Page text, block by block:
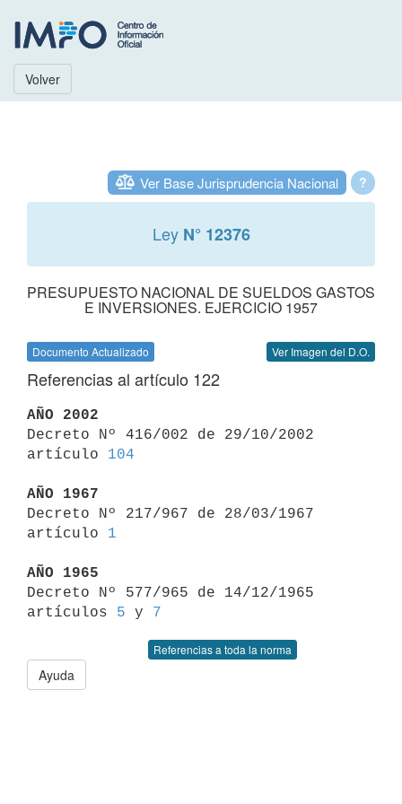
Volver
?
Ver Base Jurisprudencia Nacional
Ley N° 12376
PRESUPUESTO NACIONAL DE SUELDOS GASTOS
E INVERSIONES. EJERCICIO 1957
Documento Actualizado Ver Imagen del D.O.
Referencias al artículo 122
AÑO 2002
Decreto Nº 416/002 de 29/10/2002
artículo 104
AÑO 1967
Decreto Nº 217/967 de 28/03/1967
artículo 1
AÑO 1965
Decreto Nº 577/965 de 14/12/1965
artículos 5 y 7
Referencias a toda la norma
Ayuda